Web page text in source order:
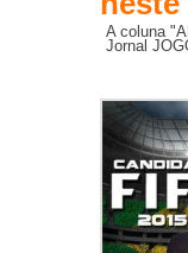
A coluna
Jornal